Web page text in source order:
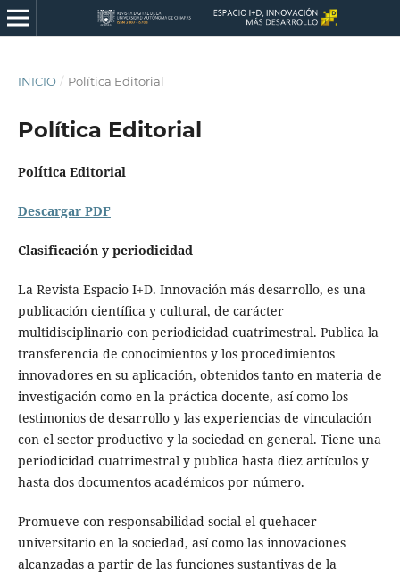
INICIO / Política Editorial
Política Editorial
Política Editorial
Descargar PDF
Clasificación y periodicidad
La Revista Espacio I+D. Innovación más desarrollo, es una
publicación científica y cultural, de carácter
multidisciplinario con periodicidad cuatrimestral. Publica la
transferencia de conocimientos y los procedimientos
innovadores en su aplicación, obtenidos tanto en materia de
investigación como en la práctica docente, así como los
testimonios de desarrollo y las experiencias de vinculación
con el sector productivo y la sociedad en general. Tiene una
periodicidad cuatrimestral y publica hasta diez artículos y
hasta dos documentos académicos por número.
Promueve con responsabilidad social el quehacer
universitario en la sociedad, así como las innovaciones
alcanzadas a partir de las funciones sustantivas de la